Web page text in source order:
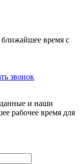
время с
звонок
и наши
рабочее время для